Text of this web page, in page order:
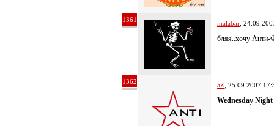
1361 malabar ,
бляя..хочу Анти-
1362 aZ , 25.09.2007
Wednesday